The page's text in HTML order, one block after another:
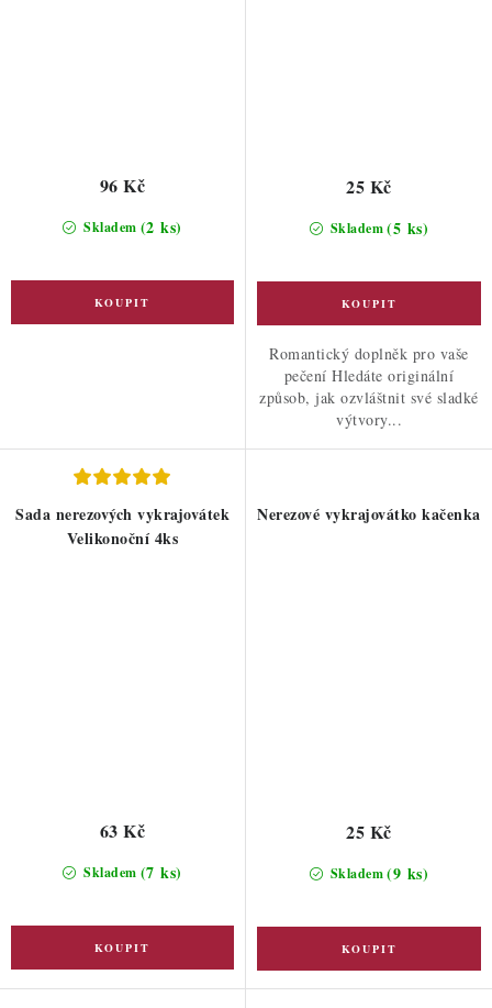
Skladem (2 ks)
96 Kč
Skladem(5 ks)
25 Kč
Romantický doplněk pro vaše
pečení Hledáte originální
způsob, jak ozvláštnit své sladké
výtvory...
Sada nerezových vykrajovátek
Velikonoční 4ks
Skladem (7 ks)
63 Kč
Nerezové vykrajovátko kačenka
Skladem(9 ks)
25 Kč